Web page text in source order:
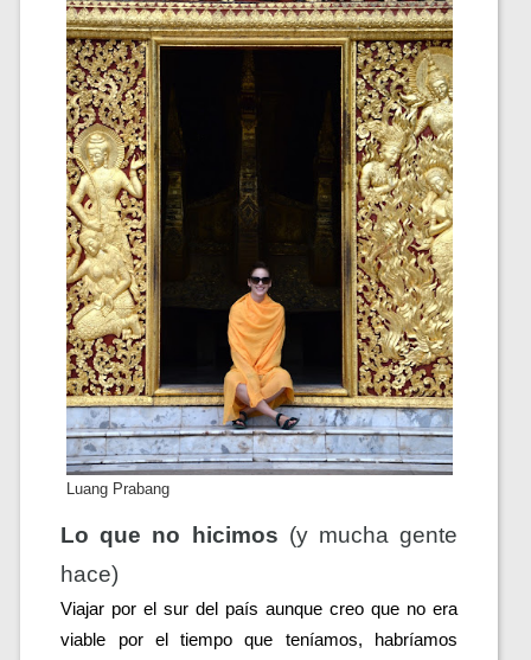
Luang Prabang
Lo que no hicimos (y mucha gente
hace)
Viajar por el sur del país aunque creo que no era
viable por el tiempo que teníamos, habríamos